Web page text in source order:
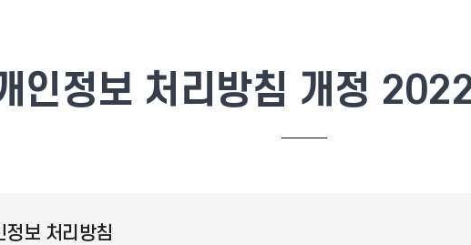
인정보 처리방침 개정
정보 처리방침